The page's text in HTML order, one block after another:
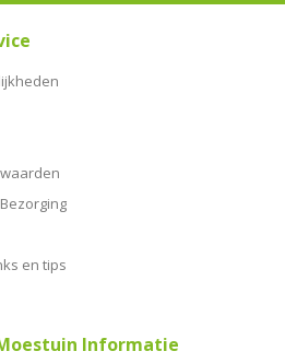
en tips
Informatie